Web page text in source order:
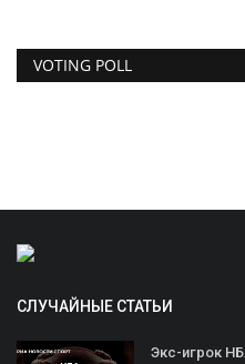
VOTING POLL
СЛУЧАЙНЫЕ СТАТЬИ
Экс-игрок